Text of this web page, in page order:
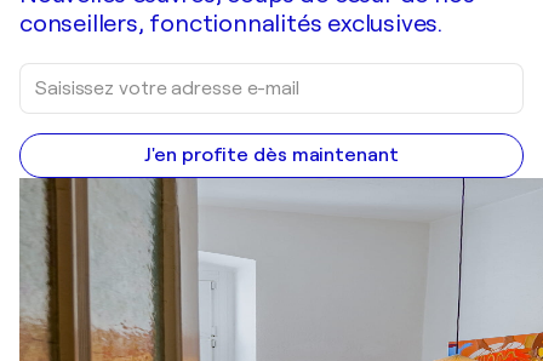
conseillers, fonctionnalités exclusives.
J'en profite dès maintenant